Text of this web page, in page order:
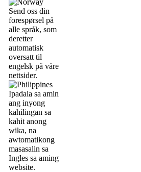
Send oss din
forespørsel på
alle språk, som
deretter
automatisk
oversatt til
engelsk på våre
nettsider.
Ipadala sa amin
ang inyong
kahilingan sa
kahit anong
wika, na
awtomatikong
masasalin sa
Ingles sa aming
website.